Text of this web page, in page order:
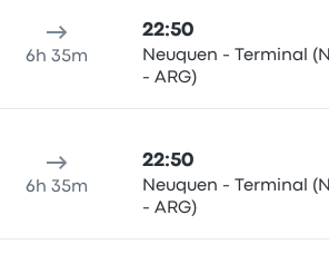
6h 35m
22:50
Neuquen - Terminal
- ARG)
6h 35m
22:50
Neuquen - Terminal
- ARG)